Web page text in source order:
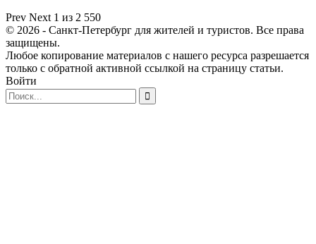
Prev Next 1 из 2 550
© 2026 - Санкт-Петербург для жителей и туристов. Все права
защищены.
Любое копирование материалов с нашего ресурса разрешается
только с обратной активной ссылкой на страницу статьи.
Войти